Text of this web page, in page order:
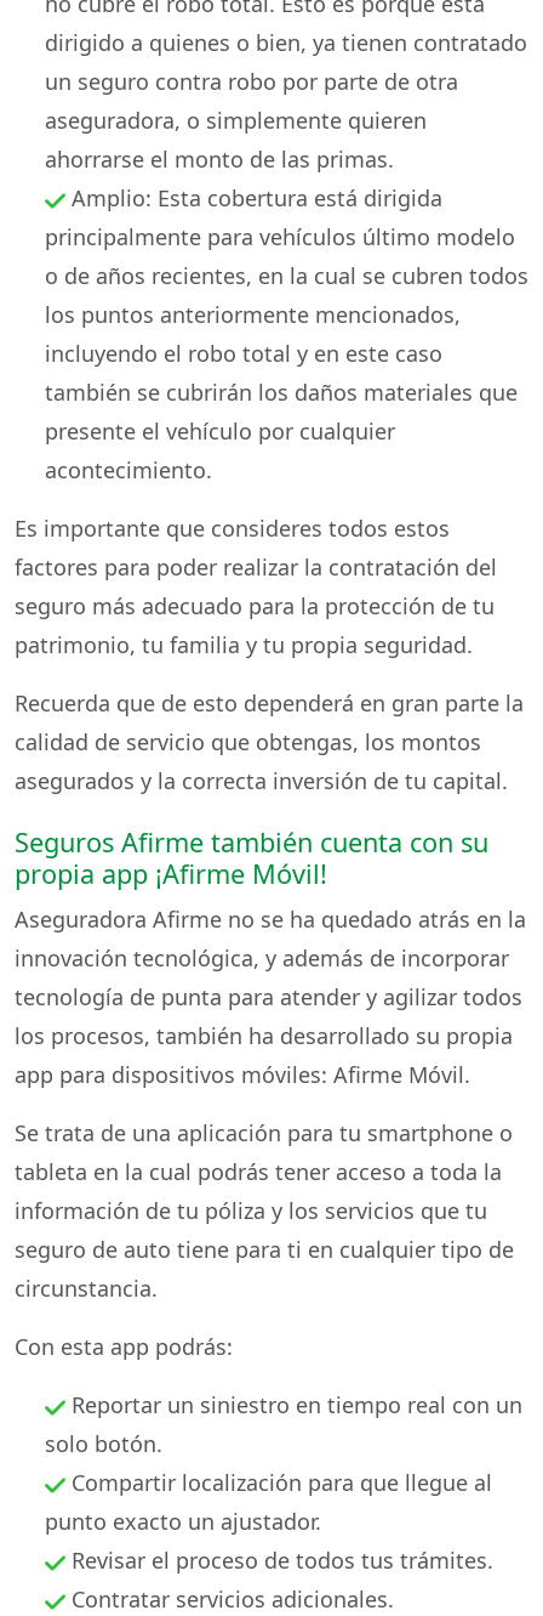
dirigido a quienes o bien, ya tienen contratado
un seguro contra robo por parte de otra
aseguradora, o simplemente quieren
ahorrarse el monto de las primas.
Amplio: Esta cobertura está dirigida
principalmente para vehículos último modelo
o de años recientes, en la cual se cubren todos
los puntos anteriormente mencionados,
incluyendo el robo total y en este caso
también se cubrirán los daños materiales que
presente el vehículo por cualquier
acontecimiento.
Es importante que consideres todos estos
factores para poder realizar la contratación del
seguro más adecuado para la protección de tu
patrimonio, tu familia y tu propia seguridad.
Recuerda que de esto dependerá en gran parte la
calidad de servicio que obtengas, los montos
asegurados y la correcta inversión de tu capital.
Seguros Afirme también cuenta con su
propia app ¡Afirme Móvil!
Aseguradora Afirme no se ha quedado atrás en la
innovación tecnológica, y además de incorporar
tecnología de punta para atender y agilizar todos
los procesos, también ha desarrollado su propia
app para dispositivos móviles: Afirme Móvil.
Se trata de una aplicación para tu smartphone o
tableta en la cual podrás tener acceso a toda la
información de tu póliza y los servicios que tu
seguro de auto tiene para ti en cualquier tipo de
circunstancia.
Con esta app podrás:
Reportar un siniestro en tiempo real con un
solo botón.
Compartir localización para que llegue al
punto exacto un ajustador.
Revisar el proceso de todos tus trámites.
Contratar servicios adicionales.